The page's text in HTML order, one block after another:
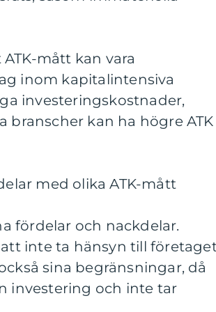
mått kan vara
inom kapitalintensiva
investeringskostnader,
kan ha högre ATK
med olika ATK-mått
fördelar och nackdelar.
inte ta hänsyn till
sina begränsningar, då
investering och inte tar